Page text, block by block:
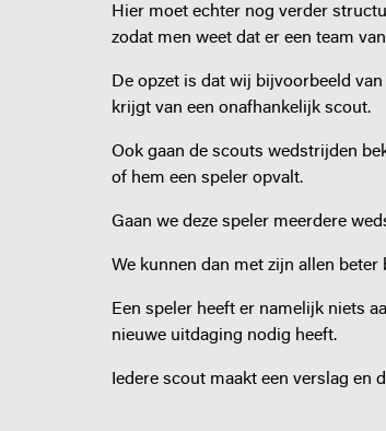
Hier moet echter nog verder
zodat men weet dat er een team
De opzet is dat wij bijvoorbeeld
krijgt van een onafhankelijk scout.
Ook gaan de scouts wedstrijden
of hem een speler opvalt.
Gaan we deze speler meerdere
We kunnen dan met zijn allen
Een speler heeft er namelijk niets
nieuwe uitdaging nodig heeft.
Iedere scout maakt een verslag en